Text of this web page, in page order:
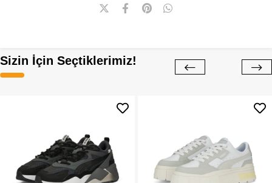
Sizin İçin Seçtiklerimiz!